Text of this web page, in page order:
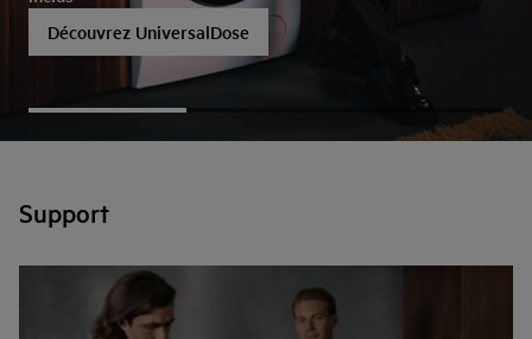
Découvrez UniversalDose
Support